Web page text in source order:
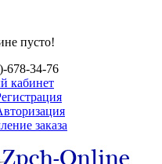
пусто!
678-34-76
кабинет
заказа